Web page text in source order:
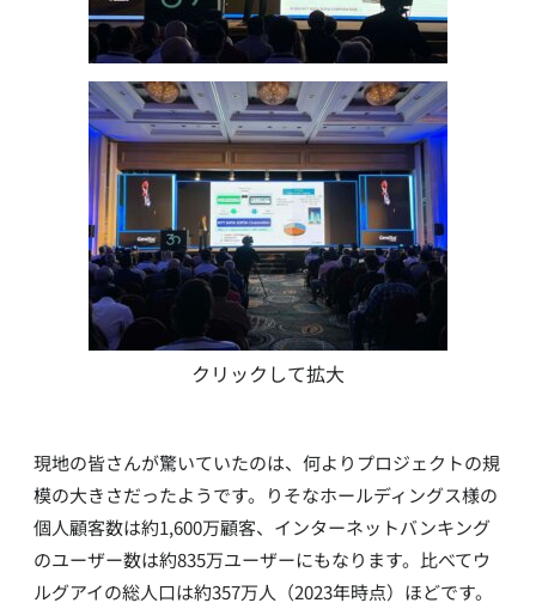
クリックして拡大
現地の皆さんが驚いていたのは、何よりプロジェクトの規
模の大きさだったようです。りそなホールディングス様の
個人顧客数は約1,600万顧客、インターネットバンキング
のユーザー数は約835万ユーザーにもなります。比べてウ
ルグアイの総人口は約357万人（2023年時点）ほどです。